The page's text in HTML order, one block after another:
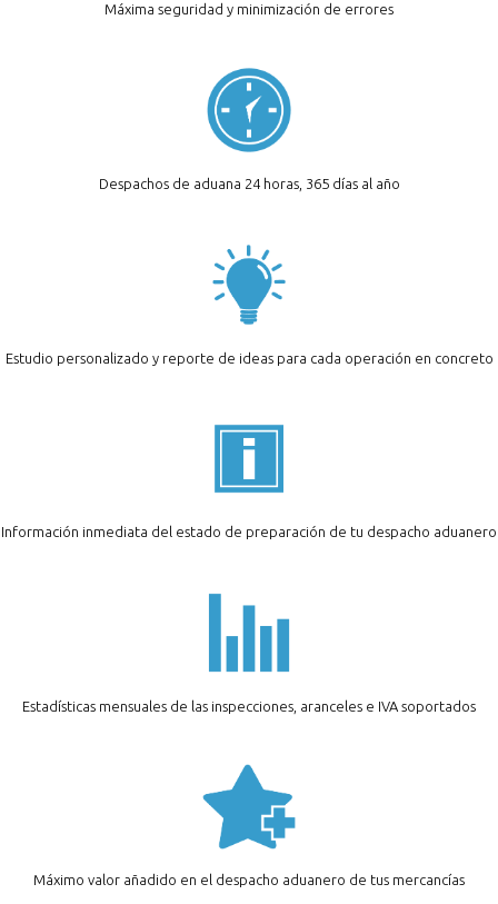
Máxima seguridad y minimización de errores
Despachos de aduana 24 horas, 365 días al año
Estudio personalizado y reporte de ideas para cada operación en concreto
Información inmediata del estado de preparación de tu despacho aduanero
Estadísticas mensuales de las inspecciones, aranceles e IVA soportados
Máximo valor añadido en el despacho aduanero de tus mercancías